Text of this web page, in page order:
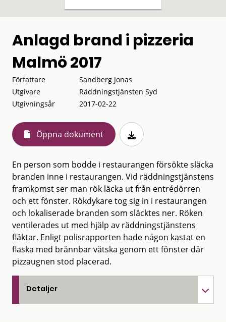
Anlagd brand i pizzeria
Malmö 2017
Författare
Sandberg Jonas
Utgivare
Räddningstjänsten Syd
Utgivningsår
2017-02-22
Öppna dokument
En person som bodde i restaurangen försökte släcka
branden inne i restaurangen. Vid räddningstjänstens
framkomst ser man rök läcka ut från entrédörren
och ett fönster. Rökdykare tog sig in i restaurangen
och lokaliserade branden som släcktes ner. Röken
ventilerades ut med hjälp av räddningstjänstens
fläktar. Enligt polisrapporten hade någon kastat en
flaska med brännbar vätska genom ett fönster där
pizzaugnen stod placerad.
Detaljer